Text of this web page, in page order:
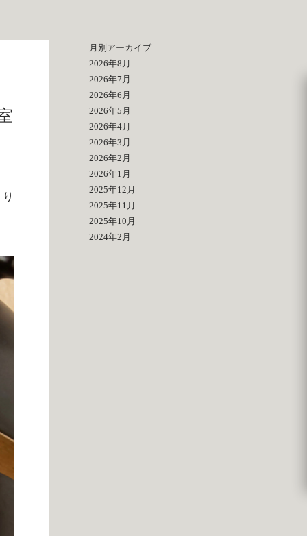
月別アーカイブ
2026年8月
2026年7月
2026年6月
2026年5月
2026年4月
2026年3月
2026年2月
2026年1月
2025年12月
2025年11月
2025年10月
2024年2月